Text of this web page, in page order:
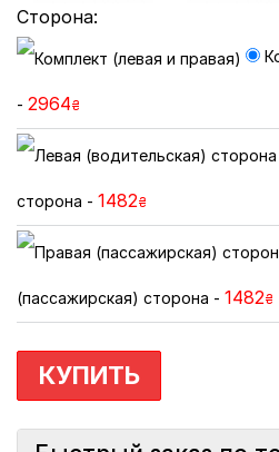
Сторона:
- 2964₴
сторона - 1482₴
(пассажирская) сторона - 1482₴
КУПИТЬ